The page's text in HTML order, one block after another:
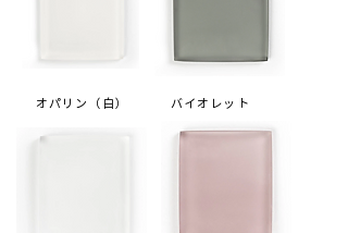
オパリン（白） バイオレット